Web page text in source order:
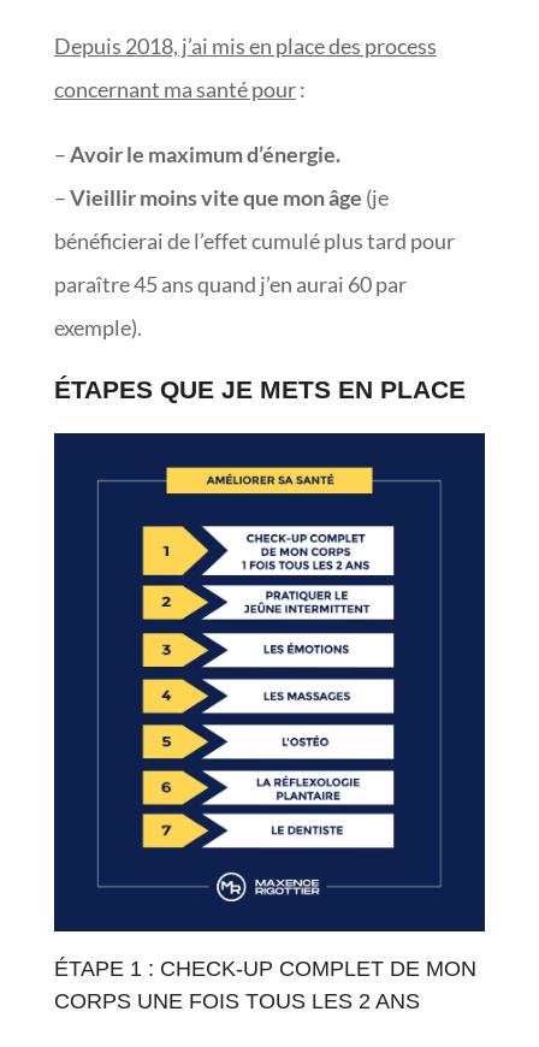
Depuis 2018, j’ai mis en place des process
concernant ma santé pour:
–Avoir le maximum d’énergie.
–Vieillir moins vite que mon âge (je
bénéficierai de l’effet cumulé plus tard pour
paraître 45 ans quand j’en aurai 60 par
exemple).
ÉTAPES QUE JE METS EN PLACE
ÉTAPE 1 : CHECK-UP COMPLET DE MON
CORPS UNE FOIS TOUS LES 2 ANS